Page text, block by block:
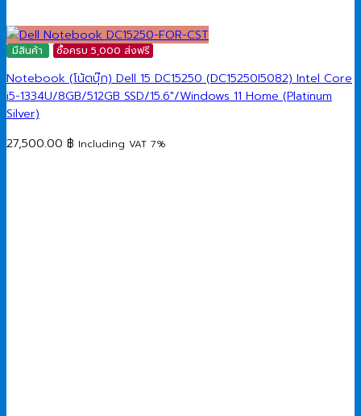
มีสินค้า ซื้อครบ 5,000 ส่งฟรี
Notebook (โน้ตบุ๊ก) Dell 15 DC15250 (DC15250I5082) Intel Core
i5-1334U/8GB/512GB SSD/15.6″/Windows 11 Home (Platinum
Silver)
27,500.00 ฿ Including VAT 7%